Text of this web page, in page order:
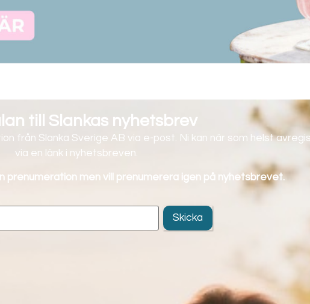
till Slankas nyhetsbrev
från Slanka Sverige AB via e-post. Ni kan när som helst
via en länk i nyhetsbreven.
prenumeration men vill prenumerera igen på nyhetsbrevet.